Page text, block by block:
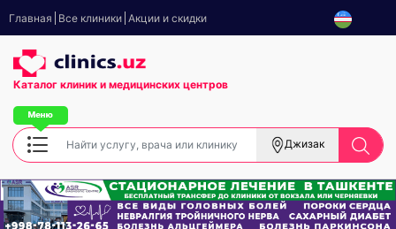
Главная Все клиники Акции и скидки
Каталог клиник и медицинских центров
Джизак